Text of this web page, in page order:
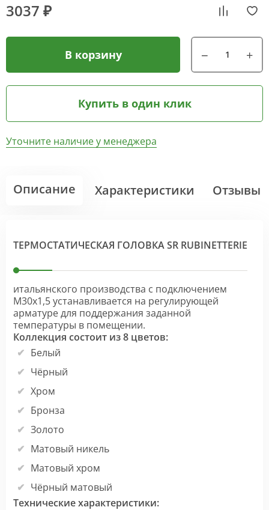
3037 ₽
В корзину
Купить в один клик
Уточните наличие у менеджера
Описание Характеристики Отзывы
ТЕРМОСТАТИЧЕСКАЯ ГОЛОВКА SR RUBINETTERIE
итальянского производства с подключением
М30х1,5 устанавливается на регулирующей
арматуре для поддержания заданной
температуры в помещении.
Коллекция состоит из 8 цветов:
Белый
Чёрный
Хром
Бронза
Золото
Матовый никель
Матовый хром
Чёрный матовый
Технические характеристики: